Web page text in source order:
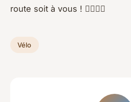
route soit à vous ! 🚴‍♂️🚴‍♀️
Vélo